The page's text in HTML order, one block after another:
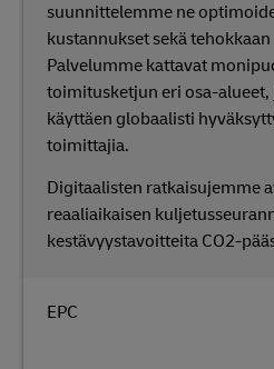
EPC
suunnittelemme ne
kustannukset sekä
Palvelumme kattavat
toimitusketjun eri osa-
käyttäen globaalisti
toimittajia.
Digitaalisten ratkaisujemme
reaaliaikaisen
kestävyystavoitteita CO2-